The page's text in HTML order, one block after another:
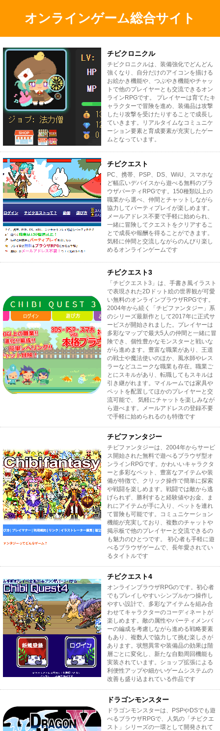
オンラインゲーム総合サイト
チビクロニクル
チビクロニクルは、装備強化でどんどん
強くなり、自分だけのアイコンを描ける
お絵かき機能や、つぶやき機能やチャッ
トで他のプレイヤーとも交流できるオン
ラインRPGです。 プレイヤーは育てたキ
ャラクターで冒険を進め、装備品は攻撃
したり攻撃を受けたりすることで成長し
ていきます。リアルタイムなコミュニケ
ーション要素と育成要素が充実したゲー
ムとなっています。
チビクエスト
PC、携帯、PSP、DS、WiiU、スマホな
ど幅広いデバイスから遊べる無料のブラ
ウザパーティRPGです。150種類以上の
職業から選べ、仲間とチャットしながら
協力してパーティプレイが楽しめます。
メールアドレス不要で手軽に始められ、
一緒に冒険してクエストをクリアするこ
とで成長や報酬を得ることができます。
気軽に仲間と交流しながらのんびり楽し
めるオンラインゲームです
チビクエスト3
「チビクエスト3」は、手書き風イラスト
で表現された2Dドット絵の世界観が可愛
い無料のオンラインブラウザRPGです。
2004年から続く「チビファンタジー」系
のシリーズ最新作として2017年に正式サ
ービスが開始されました。プレイヤーは
多彩なマップで最大5人の仲間と一緒に冒
険でき、個性豊かなモンスターと戦いな
がら進めます。豊富な職業があり、王道
の戦士や魔法使いのほか、風水師やレス
ラーなどユニークな職業も存在。職業ご
とにスキルがあり、転職してもスキルは
引き継がれます。マイルームでは家具や
ペットを配置してほかのプレイヤーと交
流可能で、 気軽にチャットを楽しみなが
ら遊べます。メールアドレスの登録不要
で手軽に始められるのも特徴です
チビファンタジー
チビファンタジーは、2004年からサービ
ス開始された無料で遊べるブラウザ型オ
ンラインRPGです。かわいいキャラクタ
ーと多彩なペット、豊富なアイテムや装
備が特徴で、クリック操作で簡単に探索
や戦闘を楽しめます。戦闘では敵から逃
げられず、勝利すると経験値やお金、ま
れにアイテムが手に入り、ペットを連れ
て冒険も可能です。コミュニケーション
機能が充実しており、複数のチャットや
掲示板で他のプレイヤーと交流できるの
も魅力のひとつです。 初心者も手軽に遊
べるブラウザゲームで、長年愛されてい
るタイトルです
チビクエスト4
オンラインブラウザRPGのです。初心者
でもプレイしやすいシンプルかつ操作し
やすい設計で、多彩なアイテムを組み合
わせてキャラクターのコーディネートが
楽しめます。敵の属性やパーティメンバ
ーの編成を考慮しながら進める戦略要素
もあり、複数人で協力して挑む楽しさが
あります。状態異常や装備品の効果は階
層ごとに変化し、新たな自動周回機能も
実装されています。ショップ拡張による
利便性アップや細かいゲームシステムの
改善も盛り込まれている作品です
ドラゴンモンスター
ドラゴンモンスターは、PSPやDSでも遊
べるブラウザRPGで、人気の「チビクエ
スト」シリーズの一環として開発されて